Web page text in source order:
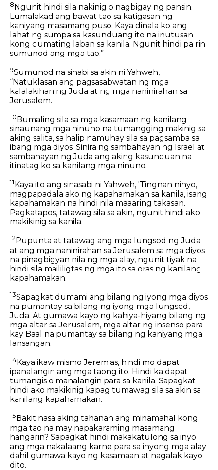
8 Ngunit hindi sila nakinig o nagbigay ng pansin.
Lumalakad ang bawat tao sa katigasan ng
kaniyang masamang puso. Kaya dinala ko ang
lahat ng sumpa sa kasunduang ito na inutusan
kong dumating laban sa kanila. Ngunit hindi pa rin
sumunod ang mga tao.”
9Sumunod na sinabi sa akin ni Yahweh,
“Natuklasan ang pagsasabwatan ng mga
kalalakihan ng Juda at ng mga naninirahan sa
Jerusalem.
10Bumaling sila sa mga kasamaan ng kanilang
sinaunang mga ninuno na tumangging makinig sa
aking salita, sa halip namuhay sila sa pagsamba sa
ibang mga diyos. Sinira ng sambahayan ng Israel at
sambahayan ng Juda ang aking kasunduan na
itinatag ko sa kanilang mga ninuno.
11 Kaya ito ang sinasabi ni Yahweh, 'Tingnan ninyo,
magpapadala ako ng kapahamakan sa kanila, isang
kapahamakan na hindi nila maaaring takasan.
Pagkatapos, tatawag sila sa akin, ngunit hindi ako
makikinig sa kanila.
12Pupunta at tatawag ang mga lungsod ng Juda
at ang mga naninirahan sa Jerusalem sa mga diyos
na pinagbigyan nila ng mga alay, ngunit tiyak na
hindi sila maililigtas ng mga ito sa oras ng kanilang
kapahamakan.
13Sapagkat dumami ang bilang ng iyong mga diyos
na pumantay sa bilang ng iyong mga lungsod,
Juda. At gumawa kayo ng kahiya-hiyang bilang ng
mga altar sa Jerusalem, mga altar ng insenso para
kay Baal na pumantay sa bilang ng kaniyang mga
lansangan.
14Kaya ikaw mismo Jeremias, hindi mo dapat
ipanalangin ang mga taong ito. Hindi ka dapat
tumangis o manalangin para sa kanila. Sapagkat
hindi ako makikinig kapag tumawag sila sa akin sa
kanilang kapahamakan.
15 Bakit nasa aking tahanan ang minamahal kong
mga tao na may napakaraming masamang
hangarin? Sapagkat hindi makakatulong sa inyo
ang mga nakalaang karne para sa inyong mga alay
dahil gumawa kayo ng kasamaan at nagalak kayo
dito.